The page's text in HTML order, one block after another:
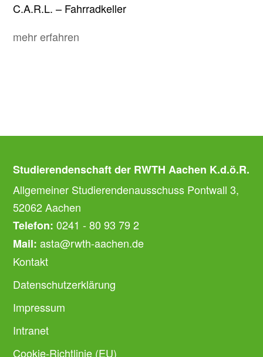
C.A.R.L. – Fahrradkeller
mehr erfahren
Studierendenschaft der RWTH Aachen K.d.ö.R.
Allgemeiner Studierendenausschuss Pontwall 3,
52062 Aachen
Telefon: 0241 - 80 93 79 2
Mail: asta@rwth-aachen.de
Kontakt
Datenschutzerklärung
Impressum
Intranet
Cookie-Richtlinie (EU)